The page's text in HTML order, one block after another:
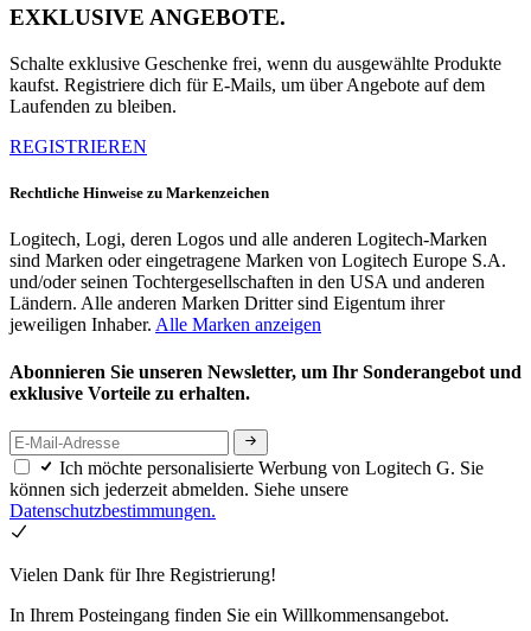
EXKLUSIVE ANGEBOTE.
Schalte exklusive Geschenke frei, wenn du ausgewählte Produkte
kaufst. Registriere dich für E-Mails, um über Angebote auf dem
Laufenden zu bleiben.
REGISTRIEREN
Rechtliche Hinweise zu Markenzeichen
Logitech, Logi, deren Logos und alle anderen Logitech-Marken
sind Marken oder eingetragene Marken von Logitech Europe S.A.
und/oder seinen Tochtergesellschaften in den USA und anderen
Ländern. Alle anderen Marken Dritter sind Eigentum ihrer
jeweiligen Inhaber. Alle Marken anzeigen
Abonnieren Sie unseren Newsletter, um Ihr Sonderangebot und
exklusive Vorteile zu erhalten.
Ich möchte personalisierte Werbung von Logitech G. Sie
können sich jederzeit abmelden. Siehe unsere
Datenschutzbestimmungen.
Vielen Dank für Ihre Registrierung!
In Ihrem Posteingang finden Sie ein Willkommensangebot.